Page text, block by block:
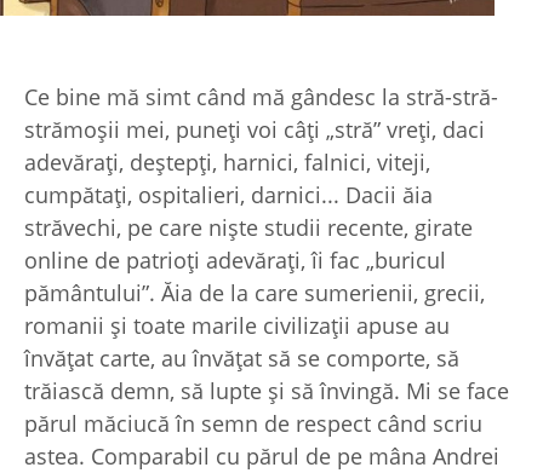
Ce bine mă simt când mă gândesc la stră-stră-
strămoşii mei, puneţi voi câţi „stră” vreţi, daci
adevăraţi, deştepţi, harnici, falnici, viteji,
cumpătaţi, ospitalieri, darnici... Dacii ăia
străvechi, pe care nişte studii recente, girate
online de patrioţi adevăraţi, îi fac „buricul
pământului”. Ăia de la care sumerienii, grecii,
romanii şi toate marile civilizaţii apuse au
învăţat carte, au învăţat să se comporte, să
trăiască demn, să lupte şi să învingă. Mi se face
părul măciucă în semn de respect când scriu
astea. Comparabil cu părul de pe mâna Andrei